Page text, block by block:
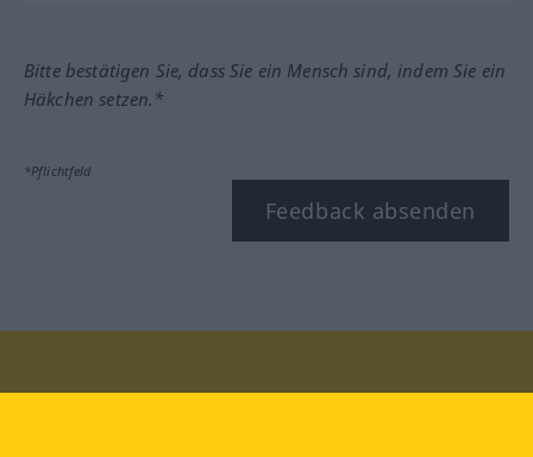
Bitte bestätigen Sie, dass Sie ein Mensch sind, indem Sie ein
Häkchen setzen.*
*Pflichtfeld
Feedback absenden